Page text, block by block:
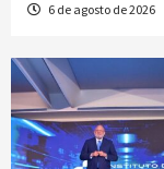
6 de agosto de 2026